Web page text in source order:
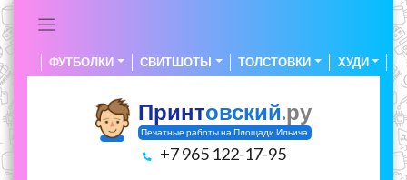
ФУТБОЛКИ СВИТШОТЫ ТОЛСТОВКИ ХУДИ
Принтовский.ру
Печатные работы на Площади Ильича
+7 965 122-17-95